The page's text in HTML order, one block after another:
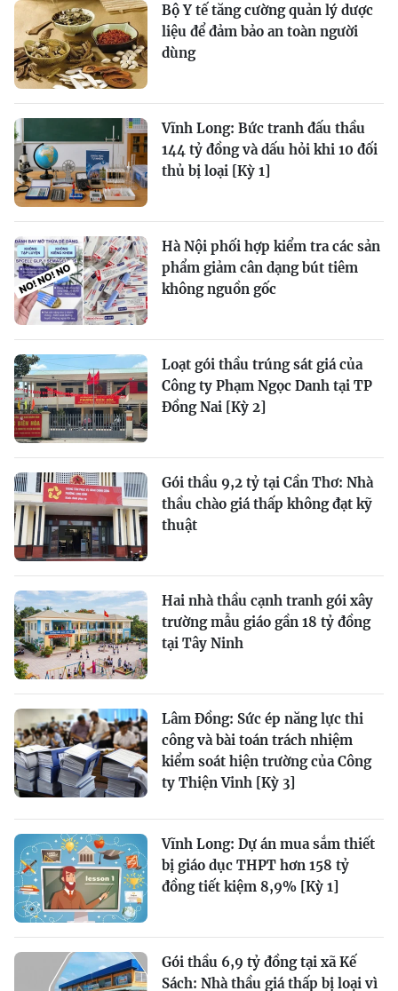
Bộ Y tế tăng cường quản lý dược
liệu để đảm bảo an toàn người
dùng
Vĩnh Long: Bức tranh đấu thầu
144 tỷ đồng và dấu hỏi khi 10 đối
thủ bị loại [Kỳ 1]
Hà Nội phối hợp kiểm tra các sản
phẩm giảm cân dạng bút tiêm
không nguồn gốc
Loạt gói thầu trúng sát giá của
Công ty Phạm Ngọc Danh tại TP
Đồng Nai [Kỳ 2]
Gói thầu 9,2 tỷ tại Cần Thơ: Nhà
thầu chào giá thấp không đạt kỹ
thuật
Hai nhà thầu cạnh tranh gói xây
trường mẫu giáo gần 18 tỷ đồng
tại Tây Ninh
Lâm Đồng: Sức ép năng lực thi
công và bài toán trách nhiệm
kiểm soát hiện trường của Công
ty Thiện Vinh [Kỳ 3]
Vĩnh Long: Dự án mua sắm thiết
bị giáo dục THPT hơn 158 tỷ
đồng tiết kiệm 8,9% [Kỳ 1]
Gói thầu 6,9 tỷ đồng tại xã Kế
Sách: Nhà thầu giá thấp bị loại vì